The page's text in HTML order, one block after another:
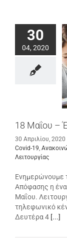
30
04, 2020
18 Μαΐου –
30 Απριλίου, 2020
Covid-19
Λειτουργίας
Ενημερώνουμε
Απόφασης η
Μαΐου.
τηλεφωνικό
Δευτέρα 4 [...]